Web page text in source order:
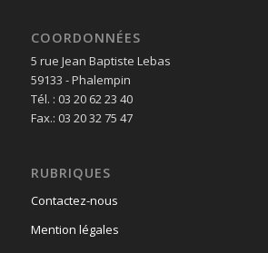
COORDONNÉES
5 rue Jean Baptiste Lebas
59133 - Phalempin
Tél. : 03 20 62 23 40
Fax.: 03 20 32 75 47
RUBRIQUES
Contactez-nous
Mention légales